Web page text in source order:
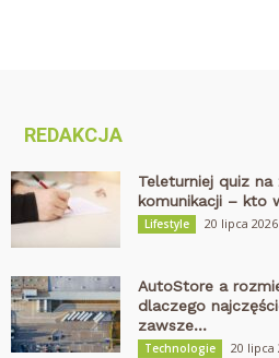
REDAKCJA
Teleturniej quiz
komunikacji – kto
Lifestyle 20 lipca 2026
AutoStore a
dlaczego
zawsze...
Technologie 20 lipca